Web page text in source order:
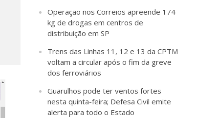
Operação nos Correios apreende 174
kg de drogas em centros de
distribuição em SP
Trens das Linhas 11, 12 e 13 da CPTM
voltam a circular após o fim da greve
dos ferroviários
Guarulhos pode ter ventos fortes
nesta quinta-feira; Defesa Civil emite
alerta para todo o Estado